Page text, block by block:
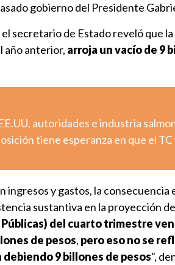
gobierno del Presidente
secretario de Estado reveló que
año anterior, arroja un vacío de 9
autoridades e industria
tiene esperanza en que el
ingresos y gastos, la consecuencia
sustantiva en la proyección
del cuarto trimestre
de pesos, pero eso no se
debiendo 9 billones de pesos",